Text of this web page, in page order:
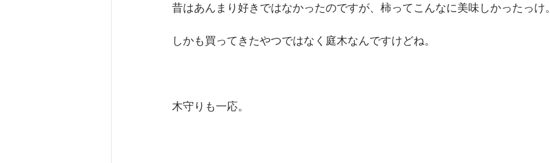
昔はあんまり好きではなかったのですが、柿ってこんなに美味しかったっけ。
しかも買ってきたやつではなく庭木なんですけどね。
木守りも一応。